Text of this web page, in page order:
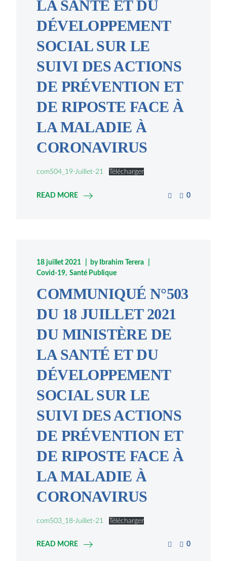
LA SANTÉ ET DU
DÉVELOPPEMENT
SOCIAL SUR LE
SUIVI DES ACTIONS
DE PRÉVENTION ET
DE RIPOSTE FACE À
LA MALADIE À
CORONAVIRUS
com504_19-Juillet-21 Télécharger
READ MORE 0
18 juillet 2021 by Ibrahim Terera
Covid-19 Santé Publique
COMMUNIQUÉ N°503
DU 18 JUILLET 2021
DU MINISTÈRE DE
LA SANTÉ ET DU
DÉVELOPPEMENT
SOCIAL SUR LE
SUIVI DES ACTIONS
DE PRÉVENTION ET
DE RIPOSTE FACE À
LA MALADIE À
CORONAVIRUS
com503_18-Juillet-21 Télécharger
READ MORE 0